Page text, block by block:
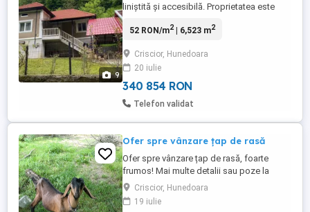
9
liniștită și accesibilă. Proprietatea este
intimitate și spațiu verde. -Suprafață casă:
formată din 2 camere cu o suprafață de
35 mp. -Suprafață teren: 3773 mp lângă
casă plus încă un ...
52 RON/m2| 6,523 m2
Criscior, Hunedoara
20 iulie
340 854 RON
Telefon validat
Ofer spre vânzare țap de rasă
Ofer spre vânzare țap de rasă, foarte
frumos! Mai multe detalii sau poze la
telefon!
Criscior, Hunedoara
19 iulie